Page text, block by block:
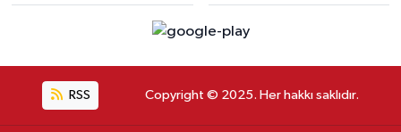
RSS Copyright © 2025. Her hakkı saklıdır.